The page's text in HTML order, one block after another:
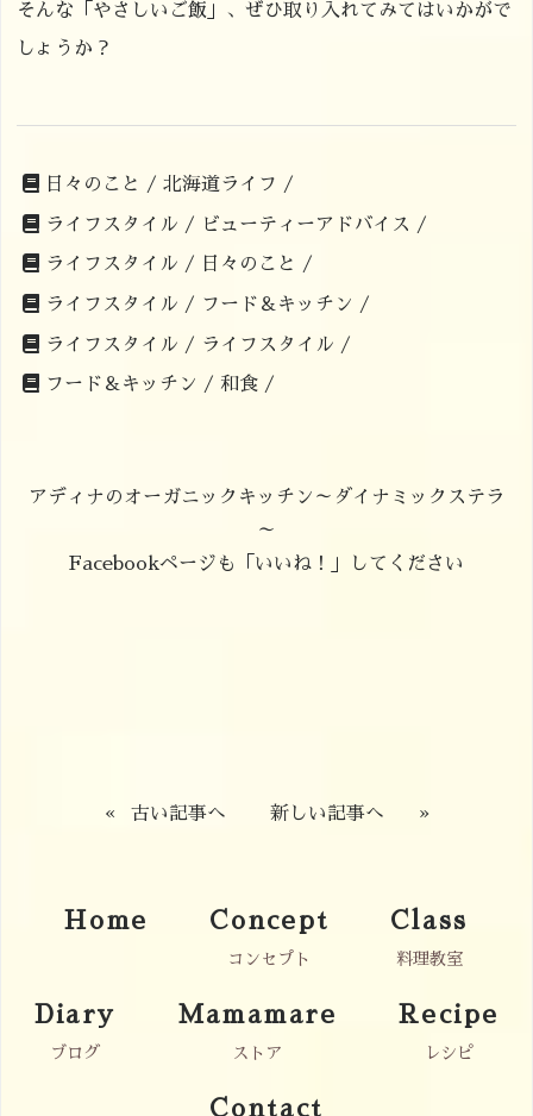
そんな「やさしいご飯」、ぜひ取り入れてみてはいかがで
しょうか？
日々のこと /北海道ライフ /
ライフスタイル / ビューティーアドバイス /
ライフスタイル / 日々のこと /
ライフスタイル / フード＆キッチン /
ライフスタイル / ライフスタイル /
フード＆キッチン / 和食 /
アディナのオーガニックキッチン～ダイナミックステラ
～
Facebookページも「いいね！」してください
« 古い記事へ 新しい記事へ »
Home Concept
コンセプト
Class
料理教室
Diary
ブログ
Mamamare
ストア
Recipe
レシピ
Contact